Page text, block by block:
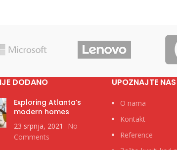
DODANO
Exploring Atlanta’s
modern homes
23 srpnja, 2021
No
Comments
UPOZNAJTE NAS
O nama
Kontakt
Reference